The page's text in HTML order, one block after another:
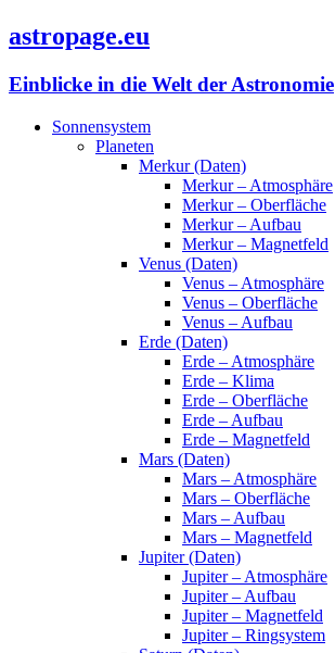
astropage.eu
Einblicke in die Welt der Astronomie
Sonnensystem
Planeten
Merkur (Daten)
Merkur – Atmosphäre
Merkur – Oberfläche
Merkur – Aufbau
Merkur – Magnetfeld
Venus (Daten)
Venus – Atmosphäre
Venus – Oberfläche
Venus – Aufbau
Erde (Daten)
Erde – Atmosphäre
Erde – Klima
Erde – Oberfläche
Erde – Aufbau
Erde – Magnetfeld
Mars (Daten)
Mars – Atmosphäre
Mars – Oberfläche
Mars – Aufbau
Mars – Magnetfeld
Jupiter (Daten)
Jupiter – Atmosphäre
Jupiter – Aufbau
Jupiter – Magnetfeld
Jupiter – Ringsystem